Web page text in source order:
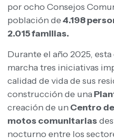
por ocho Consejos
población de4.198
2.015 familias.
Durante el año 2025,
marcha tres iniciativas
calidad de vida de sus
construcción de una
creación de unCentro
motos comunitarias
nocturno entre los